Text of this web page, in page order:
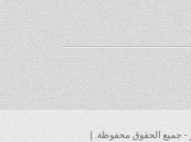
مصر - جميع الحقوق محفوظة. |